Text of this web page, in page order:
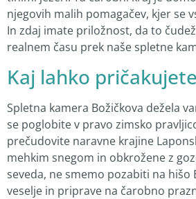
njegovih malih pomagačev, kjer se
In zdaj imate priložnost, da to
realnem času prek naše spletne
Kaj lahko
Spletna kamera Božičkova dežela
se poglobite v pravo zimsko
prečudovite naravne krajine
mehkim snegom in obkrožene z
seveda, ne smemo pozabiti na hišo
veselje in priprave na čarobno